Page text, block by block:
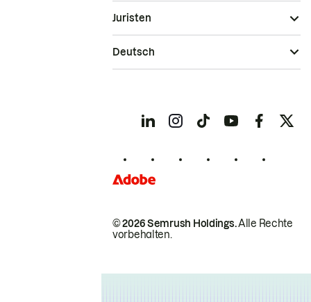
© 2026 Semrush Holdings.Alle Rechte
vorbehalten.
Juristen
Deutsch